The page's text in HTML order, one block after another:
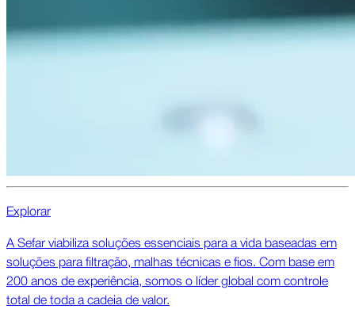
Explorar
A Sefar viabiliza soluções essenciais para a vida baseadas em
soluções para filtração, malhas técnicas e fios. Com base em
200 anos de experiência, somos o líder global com controle
total de toda a cadeia de valor.